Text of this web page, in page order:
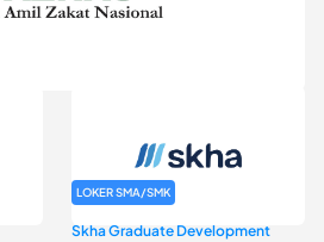
LOKER SMA/SMK
Skha Graduate Development